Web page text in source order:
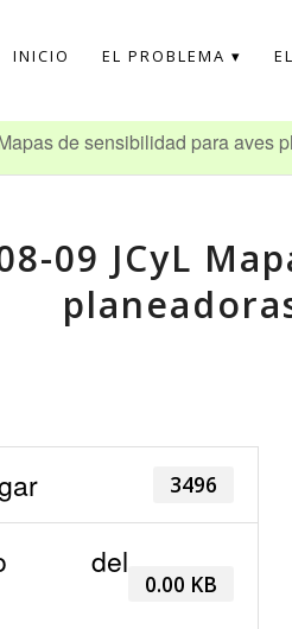
INICIO EL PROBLEMA
de sensibilidad para aves
09 JCyL
3496
del
0.00 KB